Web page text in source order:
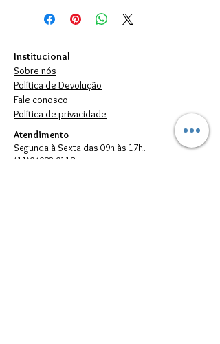
Institucional
Sobre nós
Política de Devolução
Fale conosco
Política de privacidade
Atendimento
Segunda à Sexta das 09h às 17h.
(11)94982-9118